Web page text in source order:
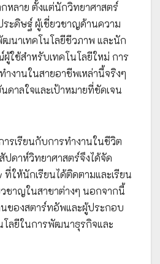
หลาย ตั้งแต่นักวิทยาศาสตร์
ะดิษฐ์ ผู้เชี่ยวชาญด้านความ
นาเทคโนโลยีชีวภาพ และนัก
ใช้สำหรับเทคโนโลยีใหม่ การ
ำงานในสายอาชีพเหล่านี้จริงๆ
ดาลใจและเป้าหมายที่ชัดเจน
ารเรียนกับการทำงานในชีวิต
ปดาห์วิทยาศาสตร์จึงได้จัด
ที่ให้นักเรียนได้ติดตามและเรียน
ชาญในสาขาต่างๆ นอกจากนี้
ของสตาร์ทอัพและผู้ประกอบ
โลยีในการพัฒนาธุรกิจและ